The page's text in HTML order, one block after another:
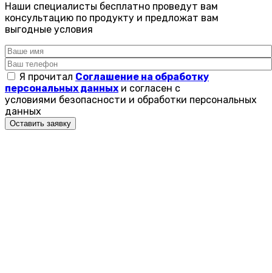
Наши специалисты бесплатно проведут вам
консультацию по продукту и предложат вам
выгодные условия
Я прочитал Соглашение на обработку
персональных данных и согласен с
условиями безопасности и обработки персональных
данных
Оставить заявку